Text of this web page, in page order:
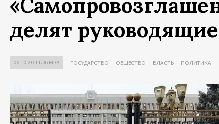
делят
06.10.20 11:06 MSK ГОСУДАРСТВО ОБЩЕСТВО ВЛАСТЬ ПОЛИТИКА